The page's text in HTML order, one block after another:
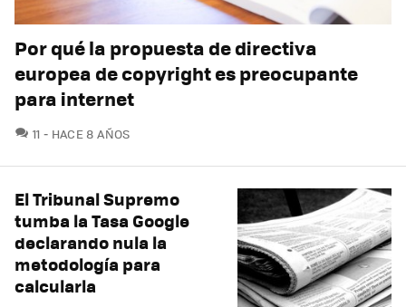
Por qué la propuesta de directiva
europea de copyright es preocupante
para internet
11 COMENTARIOS
HACE 8 AÑOS
El Tribunal Supremo
tumba la Tasa Google
declarando nula la
metodología para
calcularla